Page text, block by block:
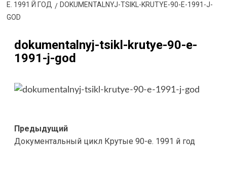
Е. 1991 Й ГОД
DOKUMENTALNYJ-TSIKL-KRUTYE-90-E-1991-J-
GOD
dokumentalnyj-tsikl-krutye-90-e-
1991-j-god
Навигация
записи
Предыдущий
Документальный цикл Крутые 90-е. 1991 й год